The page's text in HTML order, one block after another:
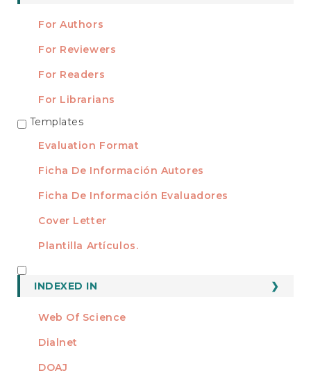
For Authors
For Reviewers
For Readers
For Librarians
TEMPLATES
Templates
Evaluation Format
Ficha De Información Autores
Ficha De Información Evaluadores
Cover Letter
Plantilla Artículos.
INDEXED IN
Web Of Science
Dialnet
DOAJ